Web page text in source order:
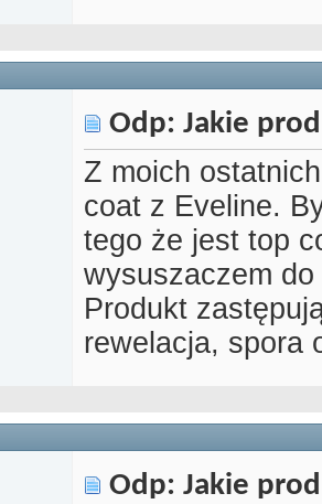
Odp: Jakie
Z moich
coat z Eveline.
tego że jest top
wysuszaczem
Produkt
rewelacja, spora
Odp: Jakie